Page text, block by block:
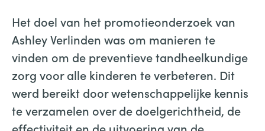
Het doel van het promotieonderzoek van
Ashley Verlinden was om manieren te
vinden om de preventieve tandheelkundige
zorg voor alle kinderen te verbeteren. Dit
werd bereikt door wetenschappelijke kennis
te verzamelen over de doelgerichtheid, de